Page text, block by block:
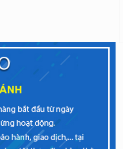
cho bạn, vậy tại sao bạn
thuật viên có chuyên môn
hiệu quả nhất.